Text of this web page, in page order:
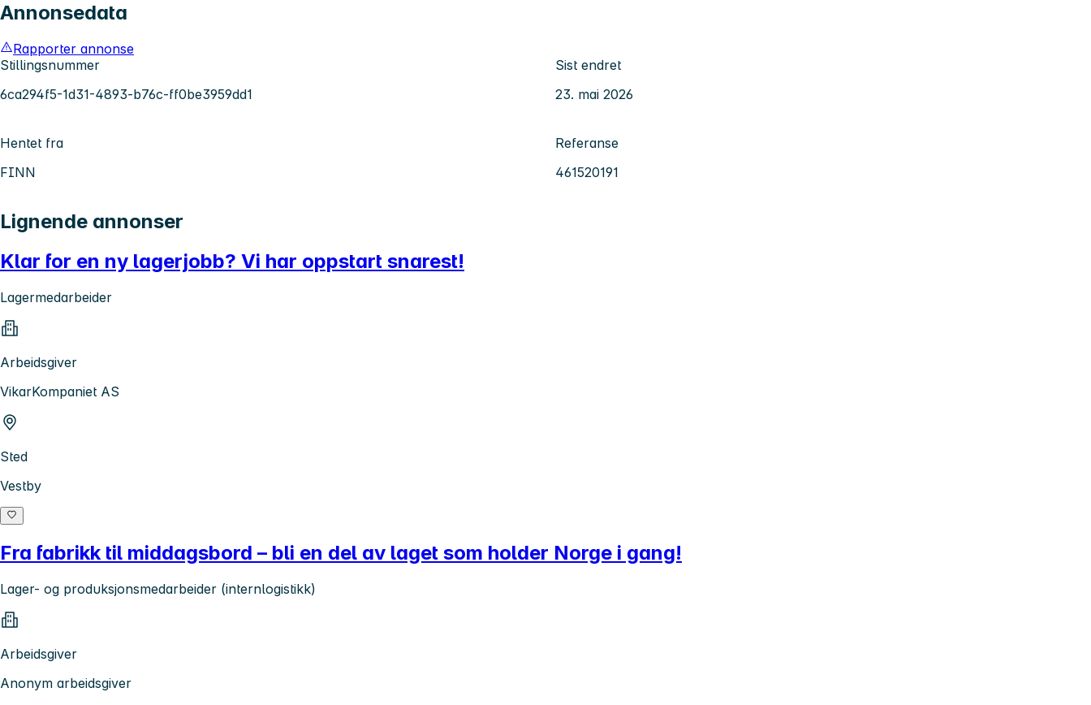
Annonsedata
Rapporter annonse
Stillingsnummer
6ca294f5-1d31-4893-b76c-ff0be3959dd1
Sist endret
23. mai 2026
Hentet fra
FINN
Referanse
461520191
Lignende annonser
Klar for en ny lagerjobb? Vi har oppstart snarest!
Lagermedarbeider
Arbeidsgiver
VikarKompaniet AS
Sted
Vestby
Fra fabrikk til middagsbord – bli en del av laget som holder Norge i gang!
Lager- og produksjonsmedarbeider (internlogistikk)
Arbeidsgiver
Anonym arbeidsgiver